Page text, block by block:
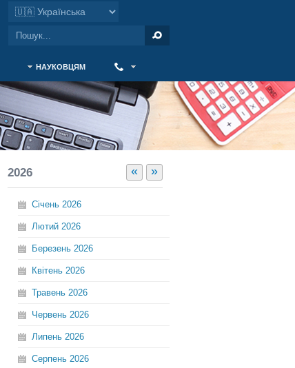
НАУКОВЦЯМ
« »
2026
Січень 2026
Лютий 2026
Березень 2026
Квітень 2026
Травень 2026
Червень 2026
Липень 2026
Серпень 2026